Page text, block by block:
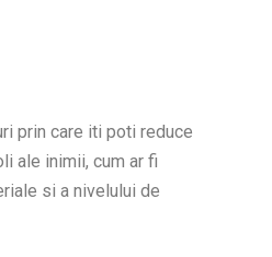
prin care iti poti reduce
ale inimii, cum ar fi
si a nivelului de